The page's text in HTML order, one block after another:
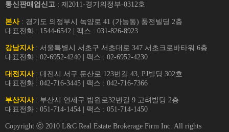
통신판매업신고 : 제2011-경기의정부-0312호
본사: 경기도 의정부시 녹양로 41 (가능동) 풍전빌딩 2층
대표전화 : 1544-6542 | 팩스 : 031-826-8923
강남지사: 서울특별시 서초구 서초대로 347 서초크로바타워 6층
대표전화 : 02-6952-4240 | 팩스 : 02-6952-4230
대전지사: 대전시 서구 둔산로 123번길 43, PJ빌딩 302호
대표전화 : 042-716-3445 | 팩스 : 042-716-7366
부산지사: 부산시 연제구 법원로32번길 9 고려빌딩 2층
대표전화 : 051-714-1454 | 팩스 : 051-714-1450
Copyright ⓒ 2010 L&C Real Estate Brokerage Firm Inc. All rights